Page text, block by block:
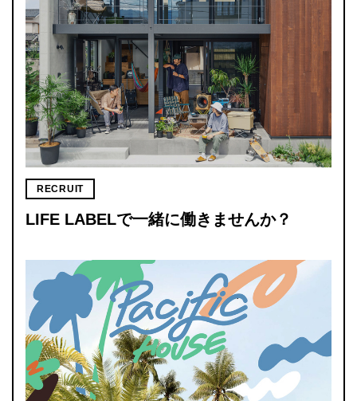
RECRUIT
LIFE LABELで一緒に働きませんか？